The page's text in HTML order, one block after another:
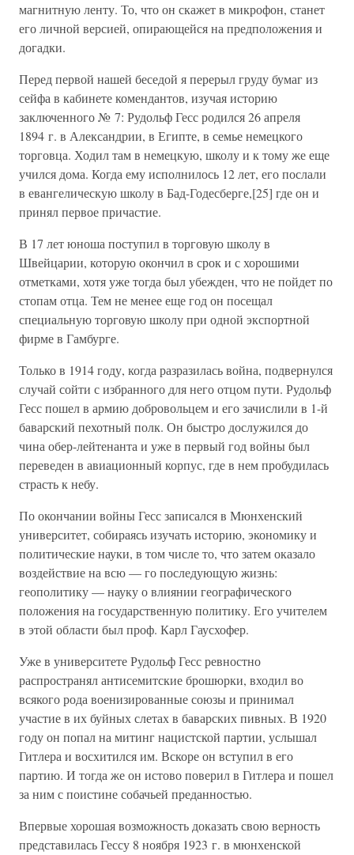
магнитную ленту. То, что он скажет в микрофон, станет
его личной версией, опирающейся на предположения и
догадки.
Перед первой нашей беседой я перерыл груду бумаг из
сейфа в кабинете комендантов, изучая историю
заключенного № 7: Рудольф Гесс родился 26 апреля
1894 г. в Александрии, в Египте, в семье немецкого
торговца. Ходил там в немецкую, школу и к тому же еще
учился дома. Когда ему исполнилось 12 лет, его послали
в евангелическую школу в Бад-Годесберге,[25] где он и
принял первое причастие.
В 17 лет юноша поступил в торговую школу в
Швейцарии, которую окончил в срок и с хорошими
отметками, хотя уже тогда был убежден, что не пойдет по
стопам отца. Тем не менее еще год он посещал
специальную торговую школу при одной экспортной
фирме в Гамбурге.
Только в 1914 году, когда разразилась война, подвернулся
случай сойти с избранного для него отцом пути. Рудольф
Гесс пошел в армию добровольцем и его зачислили в 1-й
баварский пехотный полк. Он быстро дослужился до
чина обер-лейтенанта и уже в первый год войны был
переведен в авиационный корпус, где в нем пробудилась
страсть к небу.
По окончании войны Гесс записался в Мюнхенский
университет, собираясь изучать историю, экономику и
политические науки, в том числе то, что затем оказало
воздействие на всю — го последующую жизнь:
геополитику — науку о влиянии географического
положения на государственную политику. Его учителем
в этой области был проф. Карл Гаусхофер.
Уже в университете Рудольф Гесс ревностно
распространял антисемитские брошюрки, входил во
всякого рода военизированные союзы и принимал
участие в их буйных слетах в баварских пивных. В 1920
году он попал на митинг нацистской партии, услышал
Гитлера и восхитился им. Вскоре он вступил в его
партию. И тогда же он истово поверил в Гитлера и пошел
за ним с поистине собачьей преданностью.
Впервые хорошая возможность доказать свою верность
представилась Гессу 8 ноября 1923 г. в мюнхенской